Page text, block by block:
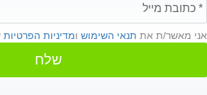
אני מאשר/ת את תנאי השימוש ומדיניות הפרטיות
שלח